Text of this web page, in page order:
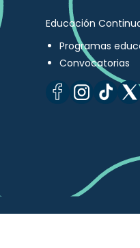
Educación
Programas
Convocatorias